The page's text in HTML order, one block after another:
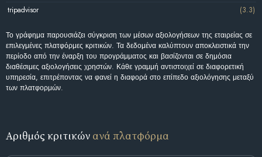
tripadvisor
(3.3)
Το γράφημα παρουσιάζει σύγκριση των μέσων αξιολογήσεων της εταιρείας σε
επιλεγμένες πλατφόρμες κριτικών. Τα δεδομένα καλύπτουν αποκλειστικά την
περίοδο από την έναρξη του προγράμματος και βασίζονται σε δημόσια
διαθέσιμες αξιολογήσεις χρηστών. Κάθε γραμμή αντιστοιχεί σε διαφορετική
υπηρεσία, επιτρέποντας να φανεί η διαφορά στο επίπεδο αξιολόγησης μεταξύ
των πλατφορμών.
Αριθμός κριτικών ανά πλατφόρμα